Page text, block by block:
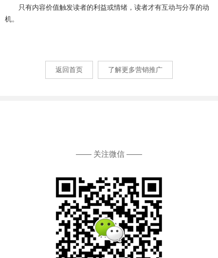
只有内容价值触发读者的利益或情绪，读者才有互动与分享的动
机。
返回首页 了解更多营销推广
—— 关注微信 ——